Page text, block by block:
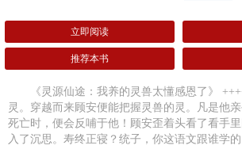
立即阅读
推荐本书
《灵源仙途：我养的灵兽太懂感恩了》
灵。穿越而来顾安便能把握灵兽的灵。凡是他
死亡时，便会反哺于他！顾安歪着头看了看手
入了沉思。寿终正寝？统子，你这语文跟谁学的